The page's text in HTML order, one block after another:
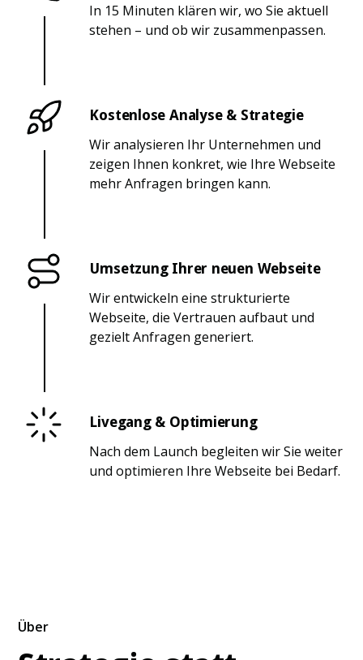
In 15 Minuten klären wir, wo Sie aktuell
stehen – und ob wir zusammenpassen.
Kostenlose Analyse & Strategie
Wir analysieren Ihr Unternehmen und
zeigen Ihnen konkret, wie Ihre Webseite
mehr Anfragen bringen kann.
Umsetzung Ihrer neuen Webseite
Wir entwickeln eine strukturierte
Webseite, die Vertrauen aufbaut und
gezielt Anfragen generiert.
Livegang & Optimierung
Nach dem Launch begleiten wir Sie weiter
und optimieren Ihre Webseite bei Bedarf.
Über